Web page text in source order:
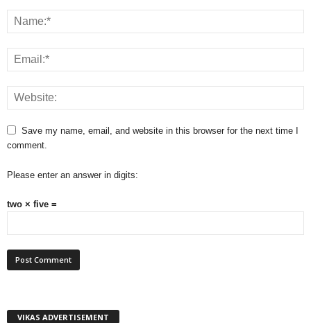
Save my name, email, and website in this browser for the next time I
comment.
Please enter an answer in digits:
two × five =
VIKAS ADVERTISEMENT